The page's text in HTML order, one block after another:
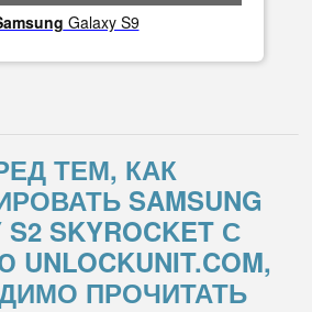
Galaxy S9
ТЕМ, КАК
SAMSUNG
S2 SKYROCKET С
ПРОЧИТАТЬ